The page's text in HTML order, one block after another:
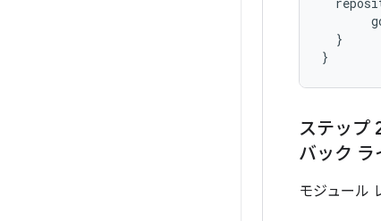
  }
ステップ
バック ラ
モジュール